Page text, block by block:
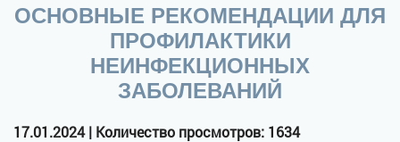
ОСНОВНЫЕ РЕКОМЕНДАЦИИ ДЛЯ
ПРОФИЛАКТИКИ
НЕИНФЕКЦИОННЫХ
ЗАБОЛЕВАНИЙ
17.01.2024 | Количество просмотров: 1634